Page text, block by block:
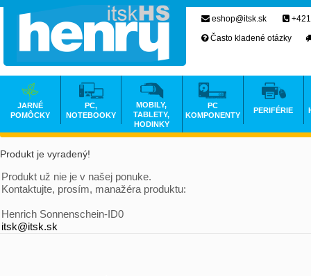
Produkt je vyradený!
Produkt už nie je v našej ponuke.
Kontaktujte, prosím, manažéra produktu:
Henrich Sonnenschein-ID0
itsk@itsk.sk
eshop@itsk.sk
Často kladené otázky
JARNÉ
POMÔCKY
PC,
NOTEBOOKY
MOBILY,
TABLETY,
HODINKY
PC
KOMPONENTY
PERIFÉRIE